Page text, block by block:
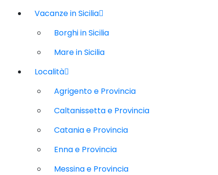
Vacanze in Sicilia
Borghi in Sicilia
Mare in Sicilia
Località
Agrigento e Provincia
Caltanissetta e Provincia
Catania e Provincia
Enna e Provincia
Messina e Provincia